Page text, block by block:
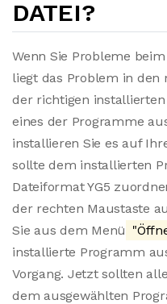
DATEI?
Wenn Sie Probleme
liegt das Problem in den
der richtigen installierten
eines der Programme
installieren Sie es auf
sollte dem installierten
Dateiformat YG5
der rechten Maustaste
Sie aus dem Menü
installierte Programm
Vorgang. Jetzt sollten
dem ausgewählten